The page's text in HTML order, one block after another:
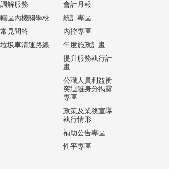
調解服務
轄區內機關學校
常見問答
垃圾車清運路線
會計月報
統計專區
內控專區
年度施政計畫
提升服務執行計
畫
公職人員利益衝
突迴避身分揭露
專區
政策及業務宣導
執行情形
補助公告專區
性平專區